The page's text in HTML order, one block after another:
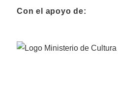
Con el apoyo de: